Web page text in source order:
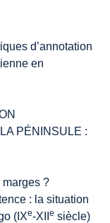
d’annotation
en
PÉNINSULE :
marges ?
: lasituation
(IXe-XIIe siècle)